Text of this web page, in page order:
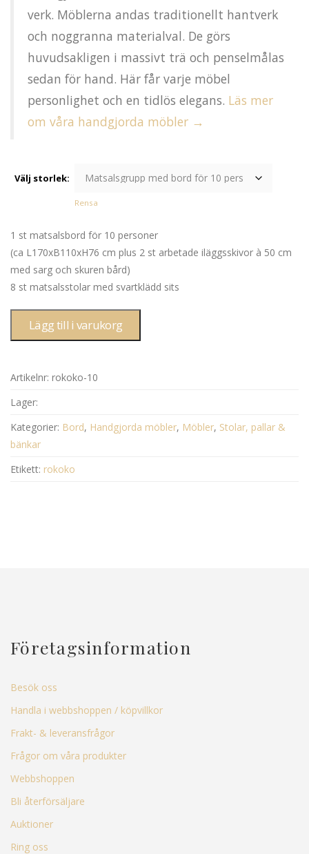
verk. Möblerna andas traditionellt hantverk
och noggranna materialval. De görs
huvudsakligen i massivt trä och penselmålas
sedan för hand. Här får varje möbel
personlighet och en tidlös elegans. Läs mer
om våra handgjorda möbler →
Välj storlek:
Rensa
1 st matsalsbord för 10 personer
(ca L170xB110xH76 cm plus 2 st arbetade iläggsskivor à 50 cm
med sarg och skuren bård)
8 st matsalsstolar med svartklädd sits
Lägg till i varukorg
Artikelnr: rokoko-10
Lager:
Kategorier: Bord, Handgjorda möbler, Möbler, Stolar, pallar &
bänkar
Etikett: rokoko
Företagsinformation
Besök oss
Handla i webbshoppen / köpvillkor
Frakt- & leveransfrågor
Frågor om våra produkter
Webbshoppen
Bli återförsäljare
Auktioner
Ring oss